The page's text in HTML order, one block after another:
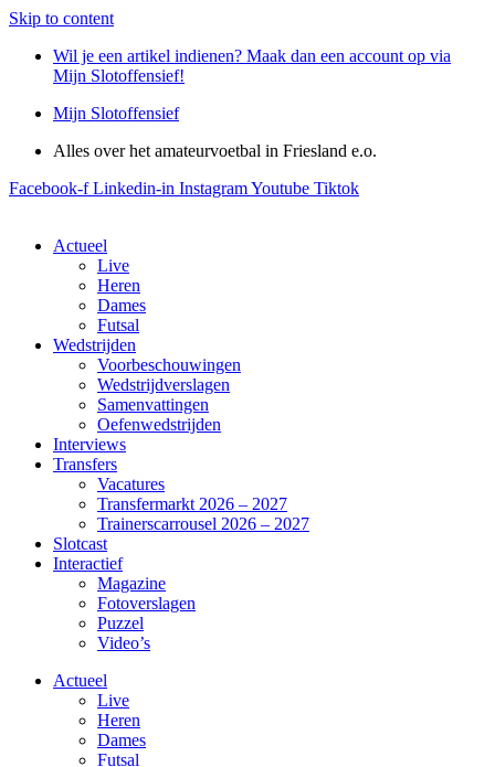
Skip to content
Wil je een artikel indienen? Maak dan een account op via
Mijn Slotoffensief!
Mijn Slotoffensief
Alles over het amateurvoetbal in Friesland e.o.
Facebook-f Linkedin-in InstagramYoutube Tiktok
Actueel
Live
Heren
Dames
Futsal
Wedstrijden
Voorbeschouwingen
Wedstrijdverslagen
Samenvattingen
Oefenwedstrijden
Interviews
Transfers
Vacatures
Transfermarkt 2026 – 2027
Trainerscarrousel 2026 – 2027
Slotcast
Interactief
Magazine
Fotoverslagen
Puzzel
Video’s
Actueel
Live
Heren
Dames
Futsal